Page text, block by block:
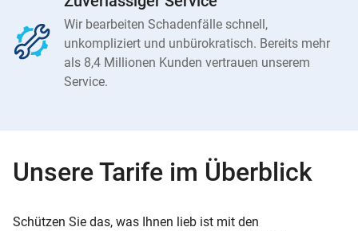
Wir bearbeiten Schadenfälle schnell,
unkompliziert und unbürokratisch. Bereits mehr
als 8,4 Millionen Kunden vertrauen unserem
Service.
Unsere Tarife im Überblick
Schützen Sie das, was Ihnen lieb ist mit den